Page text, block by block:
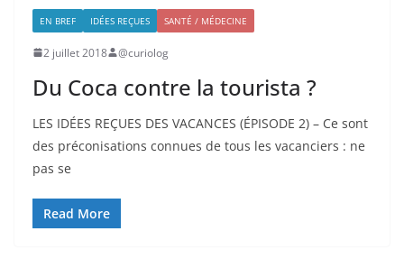
EN BREF IDÉES REÇUES SANTÉ / MÉDECINE
2 juillet 2018 @curiolog
Du Coca contre la tourista ?
LES IDÉES REÇUES DES VACANCES (ÉPISODE 2) – Ce sont
des préconisations connues de tous les vacanciers : ne
pas se
Read More